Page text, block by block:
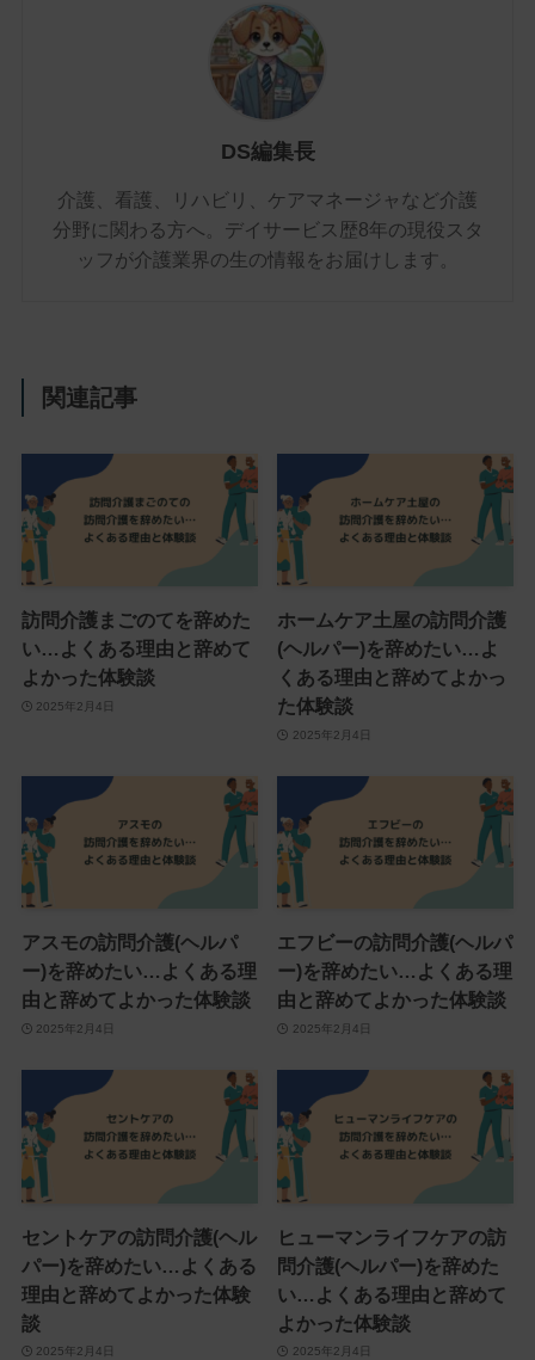
DS編集長
介護、看護、リハビリ、ケアマネージャなど介護
分野に関わる方へ。デイサービス歴8年の現役スタ
ッフが介護業界の生の情報をお届けします。
関連記事
訪問介護まごのてを辞めた
い…よくある理由と辞めて
よかった体験談
2025年2月4日
ホームケア土屋の訪問介護
(ヘルパー)を辞めたい…よ
くある理由と辞めてよかっ
た体験談
2025年2月4日
アスモの訪問介護(ヘルパ
ー)を辞めたい…よくある理
由と辞めてよかった体験談
2025年2月4日
エフビーの訪問介護(ヘルパ
ー)を辞めたい…よくある理
由と辞めてよかった体験談
2025年2月4日
セントケアの訪問介護(ヘル
パー)を辞めたい…よくある
理由と辞めてよかった体験
談
2025年2月4日
ヒューマンライフケアの訪
問介護(ヘルパー)を辞めた
い…よくある理由と辞めて
よかった体験談
2025年2月4日